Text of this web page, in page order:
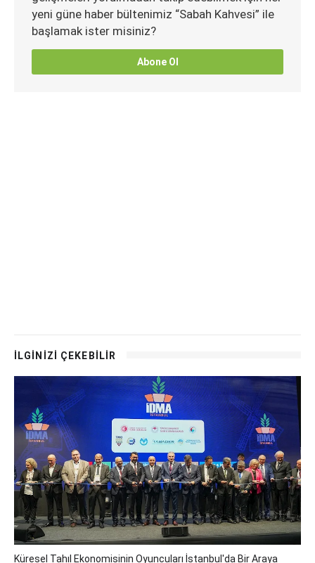
yeni güne haber bültenimiz “Sabah Kahvesi” ile
başlamak ister misiniz?
Abone Ol
İLGİNİZİ ÇEKEBİLİR
Küresel Tahıl Ekonomisinin Oyuncuları İstanbul'da Bir Araya